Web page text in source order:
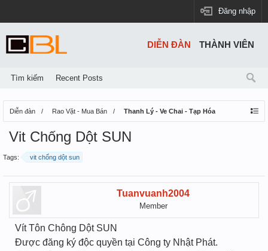
Đăng nhập
Diễn đàn Rao Vặt - Mua Bán Thanh Lý - Ve Chai - Tạp Hóa
Vit Chống Dột SUN
Tags: vit chống dột sun
Tuanvuanh2004
Member
Vít Tôn Chông Dột SUN
Được đăng ký độc quyền tại Công ty Nhật Phát.
DIỄN ĐÀN
Tìm kiếm Recent Posts
THÀNH VIÊN